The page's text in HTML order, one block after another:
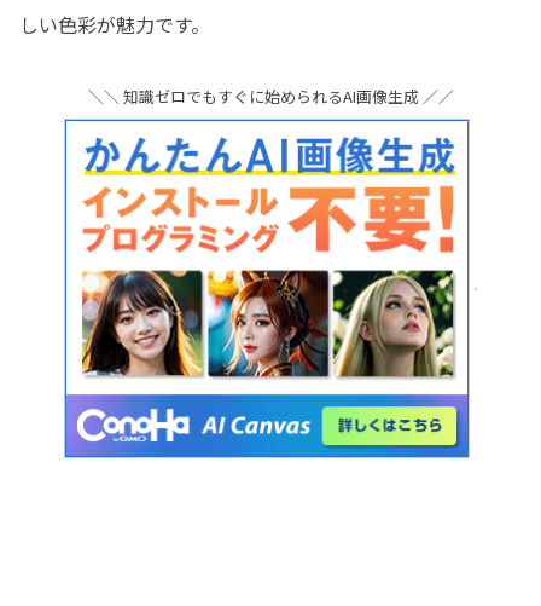
しい色彩が魅力です。
＼＼ 知識ゼロでもすぐに始められるAI画像生成 ／／